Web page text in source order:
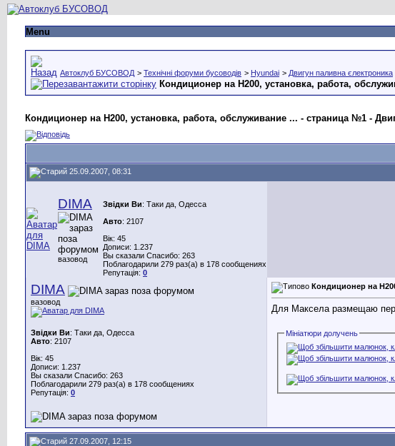
Menu
Автоклуб БУСОВОД > Технічні форуми бусоводів > Hyundai > Двигун паливна єлектроника
Кондиционер на H200, установка, работа,
Кондиционер на H200, установка, работа, обслуживание ... - страница №1 -
25.09.2007, 08:31
DIMA
вазовод
Звідки Ви: Таки да, Одесса
Авто: 2107
Вік: 45
Дописи: 1.237
Вы сказали Спасибо: 263
Поблагодарили 279 раз(а) в 178 сообщениях
Репутація: 0
DIMA
вазовод
Звідки Ви: Таки да, Одесса
Авто: 2107
Вік: 45
Дописи: 1.237
Вы сказали Спасибо: 263
Поблагодарили 279 раз(а) в 178 сообщениях
Репутація: 0
Кондиционер на
Для Максела размещаю
Мініатюри долучень
27.09.2007, 12:15